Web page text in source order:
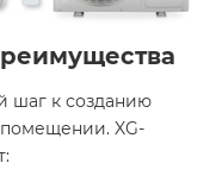
шаг к созданию
XG-